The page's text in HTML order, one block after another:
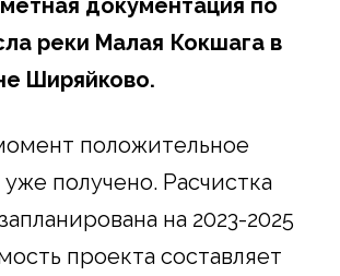
документация по
реки Малая Кокшага в
Ширяйково.
положительное
получено. Расчистка
на 2023-2025
проекта составляет